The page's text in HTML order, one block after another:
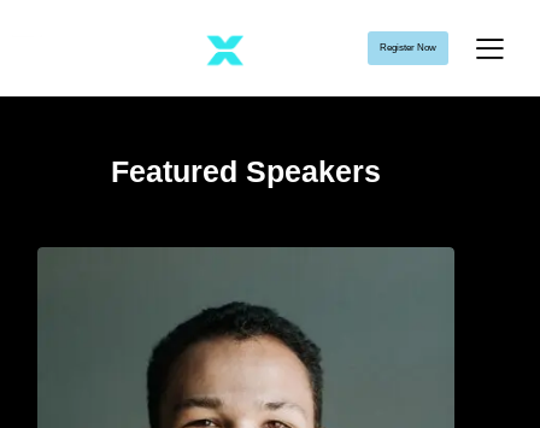
Register Now
Featured Speakers